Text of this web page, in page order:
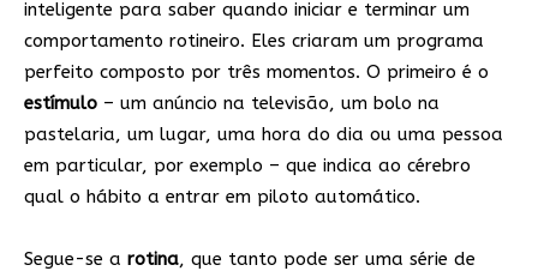
inteligente para saber quando iniciar e terminar um
comportamento rotineiro. Eles criaram um programa
perfeito composto por três momentos. O primeiro é o
estímulo – um anúncio na televisão, um bolo na
pastelaria, um lugar, uma hora do dia ou uma pessoa
em particular, por exemplo – que indica ao cérebro
qual o hábito a entrar em piloto automático.
Segue-se a rotina, que tanto pode ser uma série de